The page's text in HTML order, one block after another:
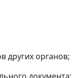
других органов;